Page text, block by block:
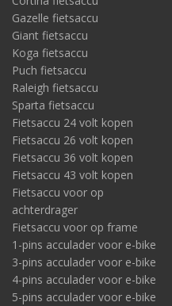
Gazelle fietsaccu
Giant fietsaccu
Koga fietsaccu
Puch fietsaccu
Raleigh fietsaccu
Sparta fietsaccu
Fietsaccu 24 volt kopen
Fietsaccu 26 volt kopen
Fietsaccu 36 volt kopen
Fietsaccu 43 volt kopen
Fietsaccu voor op
achterdrager
Fietsaccu voor op frame
1-pins acculader voor e-bike
3-pins acculader voor e-bike
4-pins acculader voor e-bike
5-pins acculader voor e-bike